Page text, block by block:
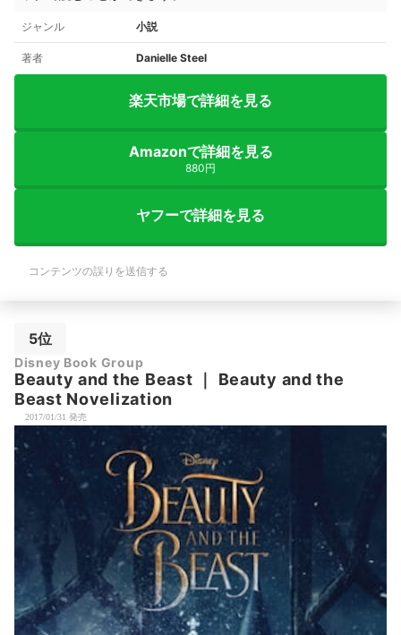
ジャンル 小説
著者 Danielle Steel
楽天市場で詳細を見る
Amazonで詳細を見る
880円
ヤフーで詳細を見る
コンテンツの誤りを送信する
5位
Disney Book Group
Beauty and the Beast ｜ Beauty and the
Beast Novelization
2017/01/31 発売